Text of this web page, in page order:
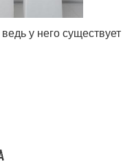
у него существует